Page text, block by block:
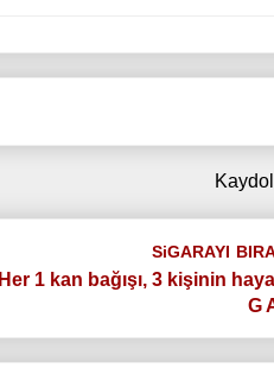
SiGARAYI
Her 1 kan bağışı, 3 kişinin
G